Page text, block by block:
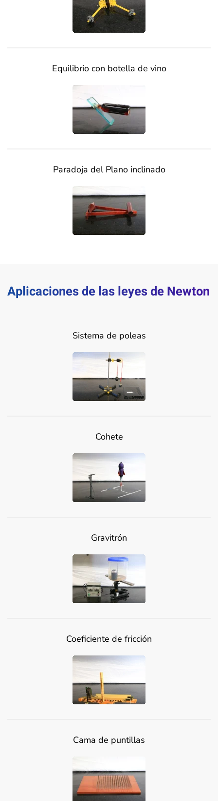
Equilibrio con botella de vino
Paradoja del Plano inclinado
Aplicaciones de las leyes de Newton
Sistema de poleas
Cohete
Gravitrón
Coeficiente de fricción
Cama de puntillas